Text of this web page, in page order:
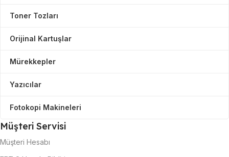
Toner Tozları
Orijinal Kartuşlar
Mürekkepler
Yazıcılar
Fotokopi Makineleri
Müşteri Servisi
Müşteri Hesabı